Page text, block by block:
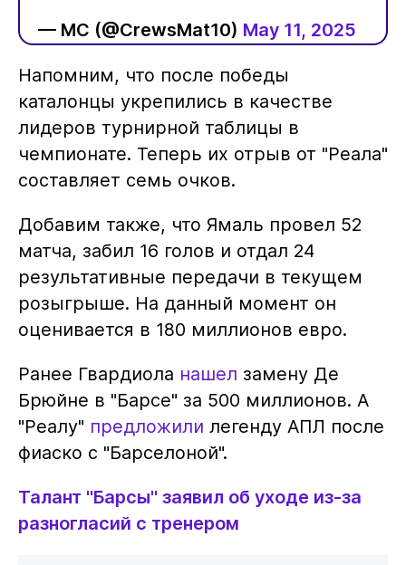
— MC (@CrewsMat10) May 11, 2025
Напомним, что после победы
каталонцы укрепились в качестве
лидеров турнирной таблицы в
чемпионате. Теперь их отрыв от "Реала"
составляет семь очков.
Добавим также, что Ямаль провел 52
матча, забил 16 голов и отдал 24
результативные передачи в текущем
розыгрыше. На данный момент он
оценивается в 180 миллионов евро.
Ранее Гвардиола нашел замену Де
Брюйне в "Барсе" за 500 миллионов. А
"Реалу" предложили легенду АПЛ после
фиаско с "Барселоной".
Талант "Барсы" заявил об уходе из-за
разногласий с тренером